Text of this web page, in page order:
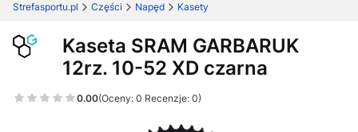
Strefasportu.pl Części Napęd Kasety
Kaseta SRAM GARBARUK
12rz. 10-52 XD czarna
0.00(Oceny: 0 Recenzje: 0)